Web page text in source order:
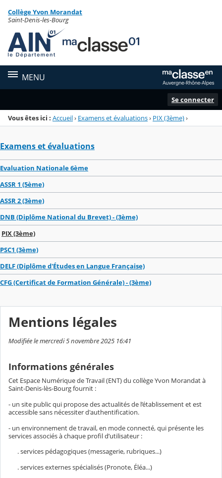
Menu de la rubrique
Contenu
Collège Yvon Morandat
Saint-Denis-les-Bourg
MENU
Se connecter
Vous êtes ici : Accueil› Examens et évaluations› PIX (3ème)›
Examens et évaluations
Evaluation Nationale 6ème
ASSR 1 (5ème)
ASSR 2 (3ème)
DNB (Diplôme National du Brevet) - (3ème)
PIX (3ème)
PSC1 (3ème)
DELF (Diplôme d'Études en Langue Française)
CFG (Certificat de Formation Générale) - (3ème)
Mentions légales
Modifiée le mercredi 5 novembre 2025 16:41
Informations générales
Cet Espace Numérique de Travail (ENT) du collège Yvon Morandat à
Saint-Denis-lès-Bourg fournit :
- un site public qui propose des actualités de l’établissement et est
accessible sans nécessiter d'authentification.
- un environnement de travail, en mode connecté, qui présente les
services associés à chaque profil d’utilisateur :
. services pédagogiques (messagerie, rubriques...)
. services externes spécialisés (Pronote, Éléa...)